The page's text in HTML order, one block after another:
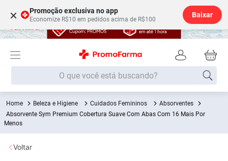
× Promoção exclusiva no app
Economize R$10 em pedidos acima de R$100
Baixar
O que você está buscando?
Beleza e Higiene Cuidados Femininos
Absorventes
Absorvente Sym Premium Cobertura Suave Com Abas Com 16 Mais Por
Menos
Voltar
Termos mais buscados